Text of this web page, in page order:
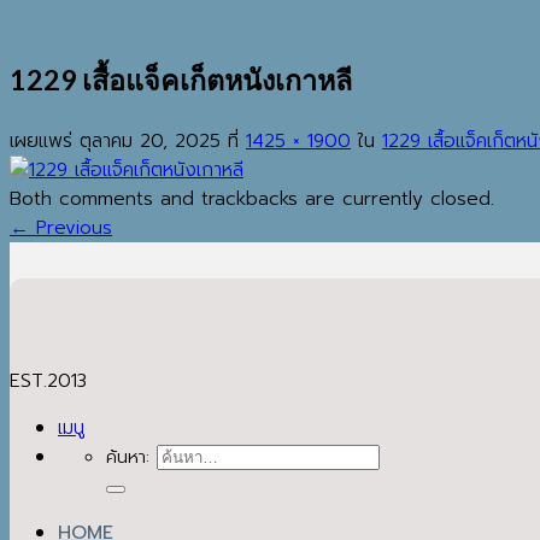
EST.2013
เมนู
ค้นหา:
HOME
1229 เสื้อแจ็คเก็ตหนังเกาหลี
เผยแพร่ ตุลาคม 20, 2025 ที่ 1425 × 1900 ใน 1229 เสื้อแจ็คเก็ตห
Both comments and trackbacks are currently closed.
← Previous